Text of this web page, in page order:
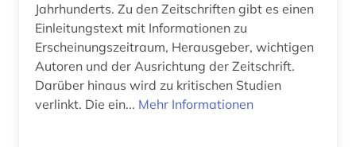
fotograf (1)
fotografie (18)
fotografieren (2)
Jahrhunderts. Zu den Zeitschriften gibt es einen
Einleitungstext mit Informationen zu
Erscheinungszeitraum, Herausgeber, wichtigen
Autoren und der Ausrichtung der Zeitschrift.
Darüber hinaus wird zu kritischen Studien
verlinkt. Die ein... Mehr Informationen